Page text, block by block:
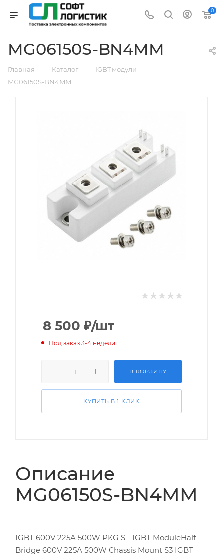
0
MG06150S-BN4MM
Главная — Каталог — IGBT модули —
MG06150S-BN4MM
8 500 ₽/шт
Под заказ 3-4 недели
В КОРЗИНУ
КУПИТЬ В 1 КЛИК
Описание
MG06150S-BN4MM
IGBT 600V 225A 500W PKG S - IGBT ModuleHalf
Bridge 600V 225A 500W Chassis Mount S3 IGBT